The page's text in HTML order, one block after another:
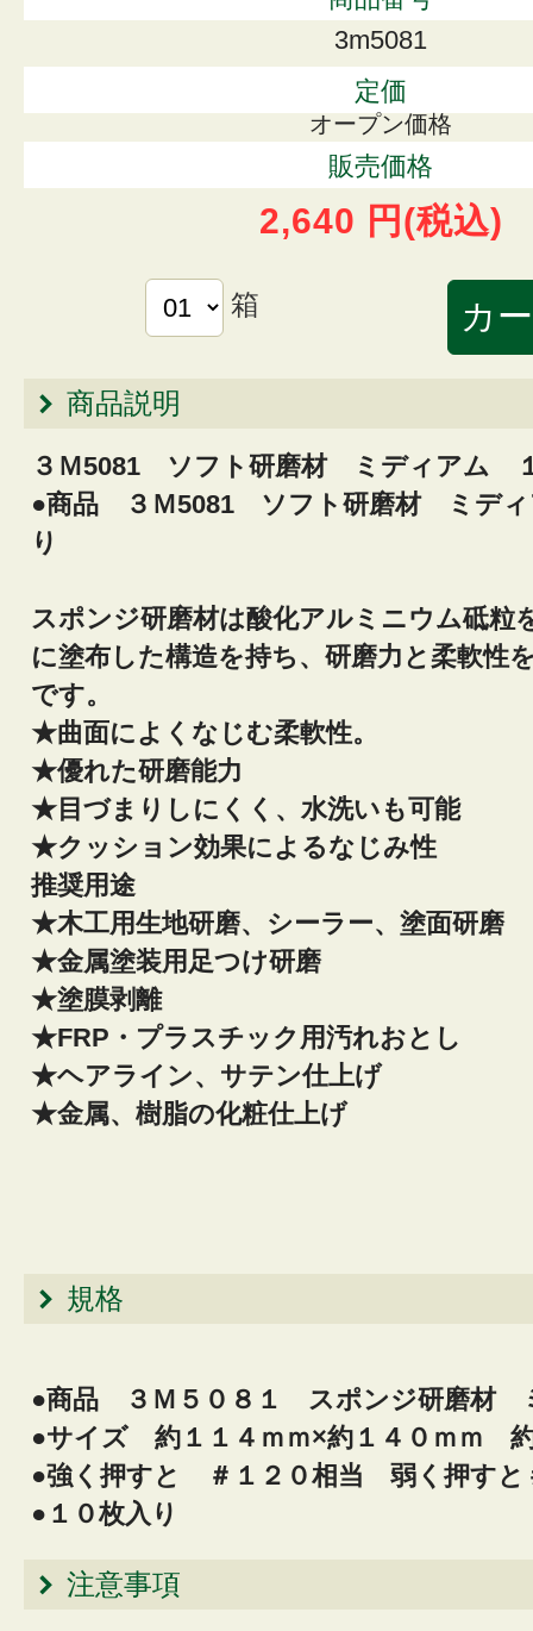
3m5081
定価
オープン価格
販売価格
2,640 円 (税込)
箱
商品説明
３Ｍ5081 ソフト研磨材 ミディアム
●商品 ３Ｍ5081 ソフト研磨材 ミデ
り
スポンジ研磨材は酸化アルミニウム砥粒
に塗布した構造を持ち、研磨力と柔軟性
です。
★曲面によくなじむ柔軟性。
★優れた研磨能力
★目づまりしにくく、水洗いも可能
★クッション効果によるなじみ性
推奨用途
★木工用生地研磨、シーラー、塗面研磨
★金属塗装用足つけ研磨
★塗膜剥離
★FRP・プラスチック用汚れおとし
★ヘアライン、サテン仕上げ
★金属、樹脂の化粧仕上げ
規格
●商品 ３Ｍ５０８１ スポンジ研磨材
●サイズ 約１１４ｍｍ×約１４０ｍｍ
●強く押すと ＃１２０相当 弱く押すと
●１０枚入り
注意事項